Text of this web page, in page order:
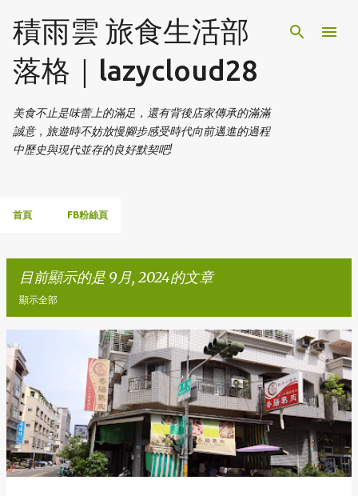
跳到主要內容
積雨雲 旅食生活部
落格｜lazycloud28
美食不止是味蕾上的滿足，還有背後店家傳承的滿滿
誠意，旅遊時不妨放慢腳步感受時代向前邁進的過程
中歷史與現代並存的良好默契吧!
首頁 FB粉絲頁
目前顯示的是 9月, 2024的文章
顯示全部
發
表
文
章